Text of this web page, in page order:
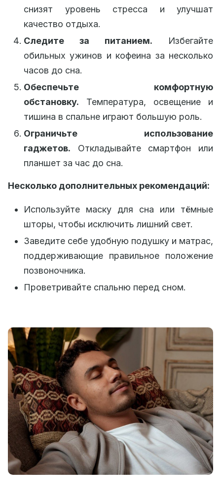
снизят уровень стресса и улучшат
качество отдыха.
Следите за питанием. Избегайте
обильных ужинов и кофеина за несколько
часов до сна.
Обеспечьте комфортную
обстановку. Температура, освещение и
тишина в спальне играют большую роль.
Ограничьте использование
гаджетов. Откладывайте смартфон или
планшет за час до сна.
Несколько дополнительных рекомендаций:
Используйте маску для сна или тёмные
шторы, чтобы исключить лишний свет.
Заведите себе удобную подушку и матрас,
поддерживающие правильное положение
позвоночника.
Проветривайте спальню перед сном.